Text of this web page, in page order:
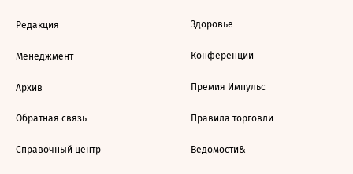
Редакция
Менеджмент
Архив
Обратная связь
Справочный центр
Здоровье
Конференции
Премия Импульс
Правила торговли
Ведомости&